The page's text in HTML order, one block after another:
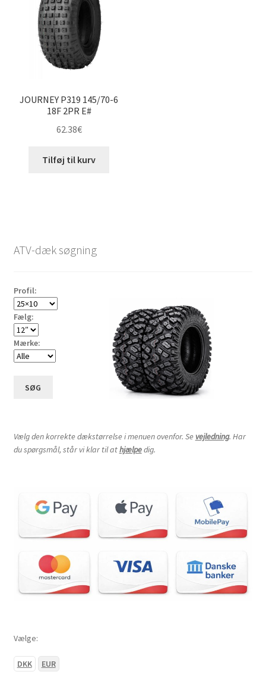
JOURNEY P319 145/70-6
18F 2PR E#
62.38€
Tilføj til kurv
ATV-dæk søgning
Profil:
Fælg:
Mærke:
SØG
Vælg den korrekte dækstørrelse i menuen ovenfor. Se vejledning. Har
du spørgsmål, står vi klar til athjælpedig.
Vælge:
DKK EUR